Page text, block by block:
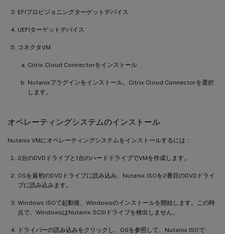
EFIプロビジョニングターゲットデバイス
UEFIターゲットデバイス
コネクタVM
Citrix Cloud Connectorをインストール
Nutanixプラグインをインストール。Citrix Cloud Connectorを選択
します。
オペレーティングシステムのインストール
Nutanix VMにオペレーティングシステムをインストールするには：
2台のDVDドライブと1台のハードドライブでVMを作成します。
OSを最初のDVDドライブに読み込み、Nutanix ISOを2番目のDVDドライ
ブに読み込みます。
Windows ISOで起動後、Windowsのインストールを開始します。この時
点で、WindowsはNutanix SCSIドライブを検出しません。
ドライバーの読み込みをクリックし、OSを参照して、Nutanix ISOで